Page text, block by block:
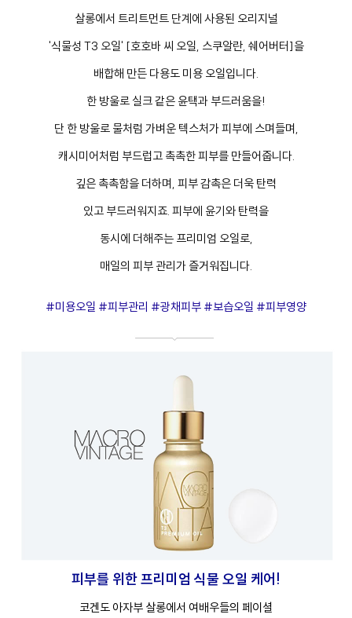
살롱에서 트리트먼트 단계에 사용된 오리지널
'식물성 T3 오일' [호호바 씨 오일, 스쿠알란, 쉐어버터]을
배합해 만든 다용도 미용 오일입니다.
한 방울로 실크 같은 윤택과 부드러움을!
단 한 방울로 물처럼 가벼운 텍스처가 피부에 스며들며,
캐시미어처럼 부드럽고 촉촉한 피부를 만들어줍니다.
깊은 촉촉함을 더하며, 피부 감촉은 더욱 탄력
있고 부드러워지죠. 피부에 윤기와 탄력을
동시에 더해주는 프리미엄 오일로,
매일의 피부 관리가 즐거워집니다.
#미용오일 #피부관리 #광채피부 #보습오일 #피부영양
피부를 위한 프리미엄 식물 오일 케어!
코겐도 아자부 살롱에서 여배우들의 페이셜